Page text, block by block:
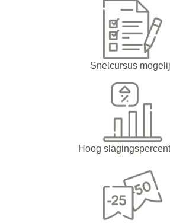
Snelcursus
Hoog